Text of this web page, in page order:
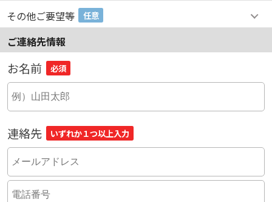
その他ご要望等 任意
ご連絡先情報
お名前 必須
連絡先 いずれか１つ以上入力